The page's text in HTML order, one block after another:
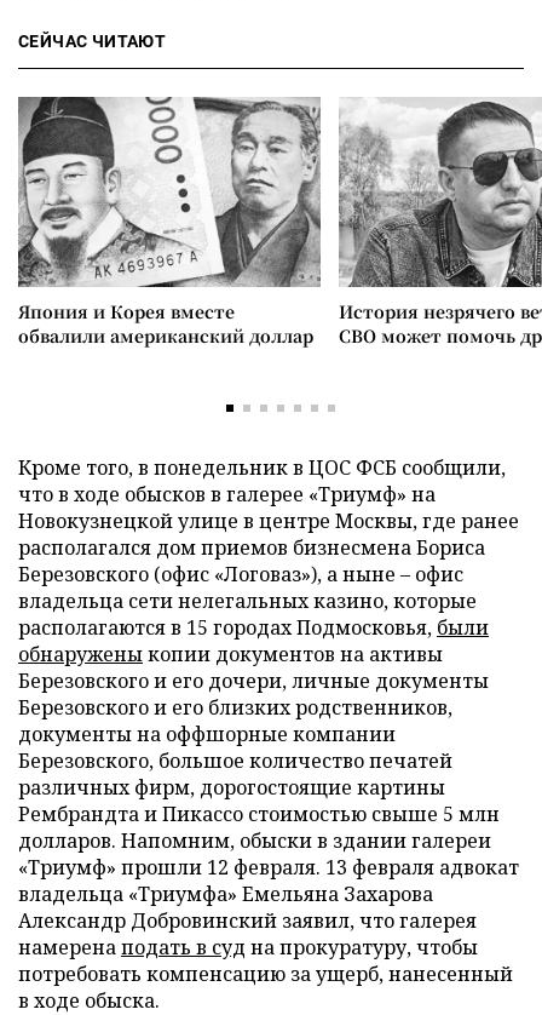
СЕЙЧАС ЧИТАЮТ
Япония и Корея вместе
обвалили американский доллар
История незрячего
СВО может помочь
Кроме того, в понедельник в ЦОС ФСБ сообщили,
что в ходе обысков в галерее «Триумф» на
Новокузнецкой улице в центре Москвы, где ранее
располагался дом приемов бизнесмена Бориса
Березовского (офис «Логоваз»), а ныне – офис
владельца сети нелегальных казино, которые
располагаются в 15 городах Подмосковья, были
обнаруженыкопии документов на активы
Березовского и его дочери, личные документы
Березовского и его близких родственников,
документы на оффшорные компании
Березовского, большое количество печатей
различных фирм, дорогостоящие картины
Рембрандта и Пикассо стоимостью свыше 5 млн
долларов. Напомним, обыски в здании галереи
«Триумф» прошли 12 февраля. 13 февраля адвокат
владельца «Триумфа» Емельяна Захарова
Александр Добровинский заявил, что галерея
намеренаподать в суд на прокуратуру, чтобы
потребовать компенсацию за ущерб, нанесенный
в ходе обыска.